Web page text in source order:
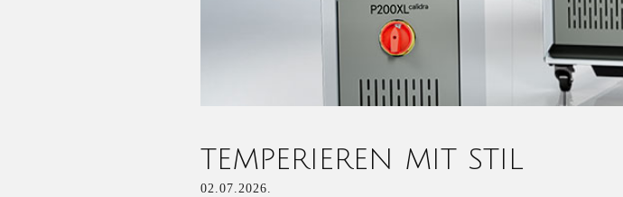
TEMPERIEREN MIT STIL
02.07.2026.